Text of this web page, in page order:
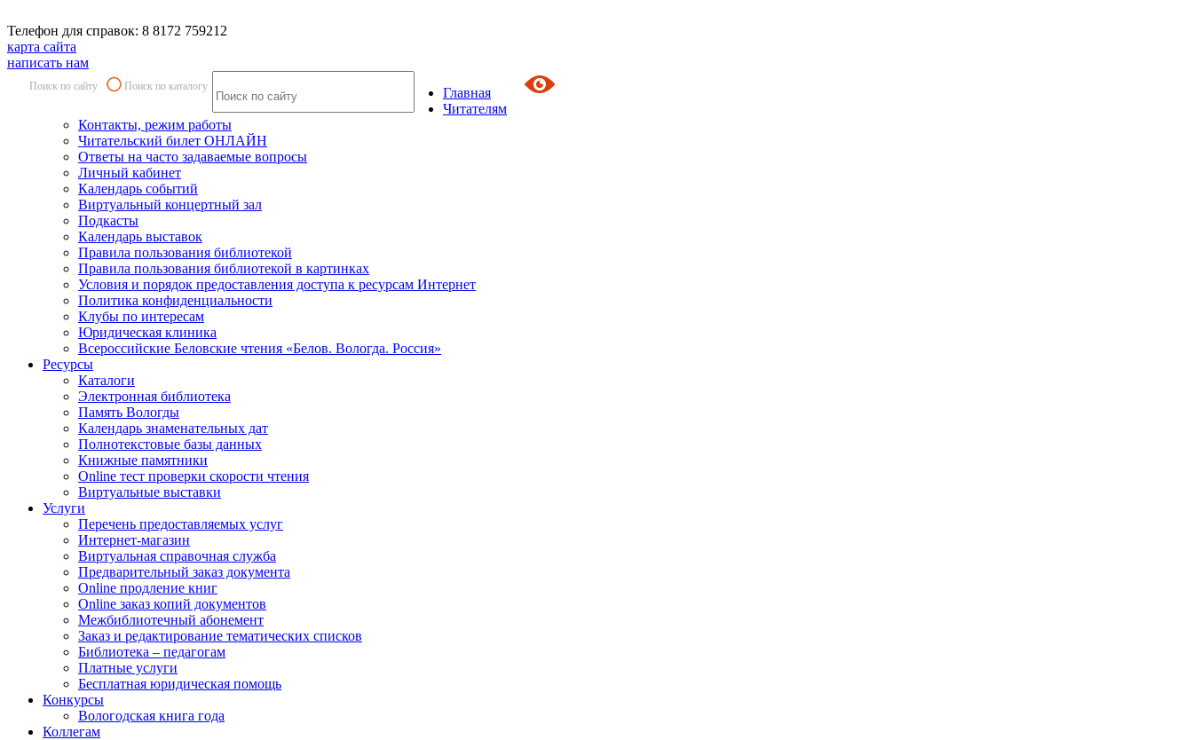
Телефон для справок: 8 8172 759212
карта сайта
написать нам
Поиск по сайту Поиск по каталогу
Главная
Читателям
Контакты, режим работы
Читательский билет ОНЛАЙН
Ответы на часто задаваемые вопросы
Личный кабинет
Календарь событий
Виртуальный концертный зал
Подкасты
Календарь выставок
Правила пользования библиотекой
Правила пользования библиотекой в картинках
Условия и порядок предоставления доступа к ресурсам Интернет
Политика конфиденциальности
Клубы по интересам
Юридическая клиника
Всероссийские Беловские чтения «Белов. Вологда. Россия»
Ресурсы
Каталоги
Электронная библиотека
Память Вологды
Календарь знаменательных дат
Полнотекстовые базы данных
Книжные памятники
Online тест проверки скорости чтения
Виртуальные выставки
Услуги
Перечень предоставляемых услуг
Интернет-магазин
Виртуальная справочная служба
Предварительный заказ документа
Online продление книг
Online заказ копий документов
Межбиблиотечный абонемент
Заказ и редактирование тематических списков
Библиотека – педагогам
Платные услуги
Бесплатная юридическая помощь
Конкурсы
Вологодская книга года
Коллегам